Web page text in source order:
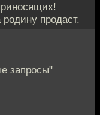
родину продаст.
запросы"